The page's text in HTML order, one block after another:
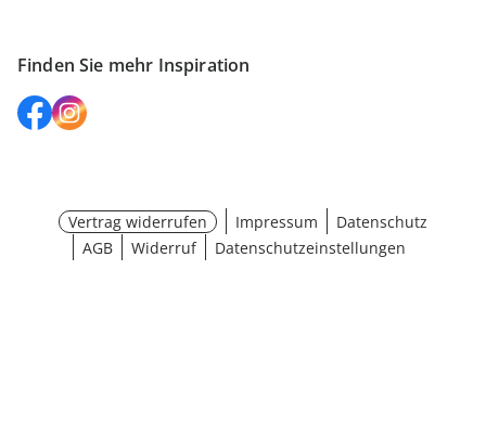
Finden Sie mehr Inspiration
Vertrag widerrufen Impressum
Datenschutz
AGB
Widerruf Datenschutzeinstellungen